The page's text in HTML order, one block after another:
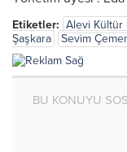
Etiketler: Alevi Kültür
Şaşkara
Sevim
BU KONUYU